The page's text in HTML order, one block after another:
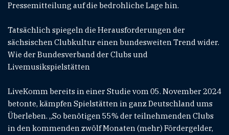
Pressemitteilung auf die bedrohliche Lage hin.
Tatsächlich spiegeln die Herausforderungen der
sächsischen Clubkultur einen bundesweiten Trend wider.
Wie der Bundesverband der Clubs und
Livemusikspielstätten
LiveKomm bereits in einer Studie vom 05. November 2024
betonte, kämpfen Spielstätten in ganz Deutschland ums
Überleben. „So benötigen 55% der teilnehmenden Clubs
in den kommenden zwölf Monaten (mehr) Fördergelder,